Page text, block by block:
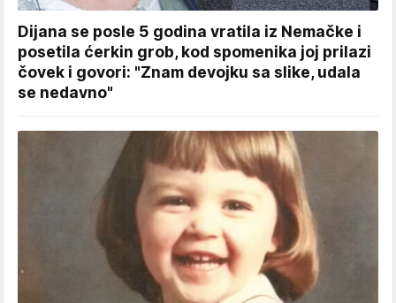
Dijana se posle 5 godina vratila iz Nemačke i
posetila ćerkin grob, kod spomenika joj prilazi
čovek i govori: "Znam devojku sa slike, udala
se nedavno"